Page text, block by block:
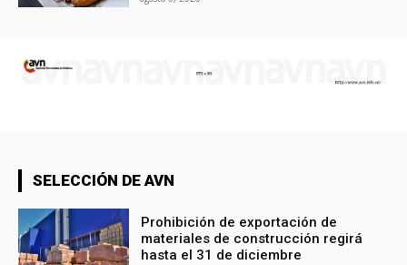
SELECCIÓN DE AVN
Prohibición de exportación de
materiales de construcción regirá
hasta el 31 de diciembre